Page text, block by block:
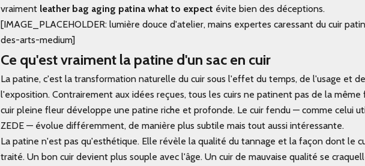
vraiment leather bag aging patina what to expect évite bien des déceptions.
[IMAGE_PLACEHOLDER: lumière douce d'atelier, mains expertes caressant du cuir
des-arts-medium]
Ce qu'est vraiment la patine d'un sac en cuir
La patine, c'est la transformation naturelle du cuir sous l'effet du temps, de l'usage et de
l'exposition. Contrairement aux idées reçues, tous les cuirs ne patinent pas de la même
cuir pleine fleur développe une patine riche et profonde. Le cuir fendu — comme celui
ZEDE — évolue différemment, de manière plus subtile mais tout aussi intéressante.
La patine n'est pas qu'esthétique. Elle révèle la qualité du tannage et la façon dont le
traité. Un bon cuir devient plus souple avec l'âge. Un cuir de mauvaise qualité se